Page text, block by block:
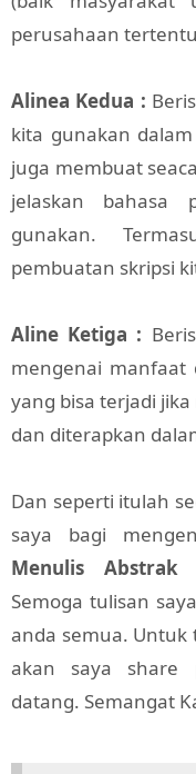
perusahaan
Alinea Kedua :
kita gunakan
juga membuat
jelaskan bahasa
gunakan.
pembuatan skripsi
Aline Ketiga :
mengenai
yang bisa terjadi
dan diterapkan
Dan seperti itulah
saya bagi
Menulis
Semoga tulisan
anda semua. Untuk
akan saya share
datang. Semangat